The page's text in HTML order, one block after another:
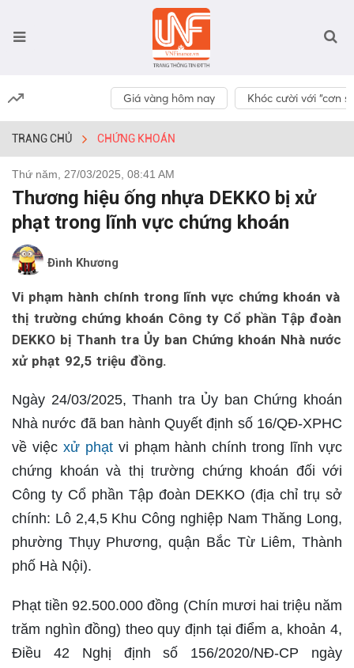
Giá vàng hôm nay Khóc cười với “cơn
TRANG CHỦ CHỨNG KHOÁN
Thứ năm, 27/03/2025, 08:41 AM
Thương hiệu ống nhựa DEKKO bị xử
phạt trong lĩnh vực chứng khoán
Đình Khương
Vi phạm hành chính trong lĩnh vực chứng khoán và
thị trường chứng khoán Công ty Cổ phần Tập đoàn
DEKKO bị Thanh tra Ủy ban Chứng khoán Nhà nước
xử phạt 92,5 triệu đồng.
Ngày 24/03/2025, Thanh tra Ủy ban Chứng khoán
Nhà nước đã ban hành Quyết định số 16/QĐ-XPHC
về việc xử phạtvi phạm hành chính trong lĩnh vực
chứng khoán và thị trường chứng khoán đối với
Công ty Cổ phần Tập đoàn DEKKO (địa chỉ trụ sở
chính: Lô 2,4,5 Khu Công nghiệp Nam Thăng Long,
phường Thụy Phương, quận Bắc Từ Liêm, Thành
phố Hà Nội).
Phạt tiền 92.500.000 đồng (Chín mươi hai triệu năm
trăm nghìn đồng) theo quy định tại điểm a, khoản 4,
Điều 42 Nghị định số 156/2020/NĐ-CP ngày